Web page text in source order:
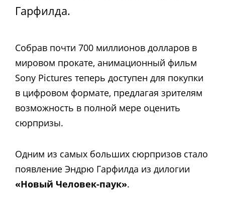
Гарфилда.
Собрав почти 700 миллионов долларов в
мировом прокате, анимационный фильм
Sony Pictures теперь доступен для покупки
в цифровом формате, предлагая зрителям
возможность в полной мере оценить
сюрпризы.
Одним из самых больших сюрпризов стало
появление Эндрю Гарфилда из дилогии
«Новый Человек-паук».